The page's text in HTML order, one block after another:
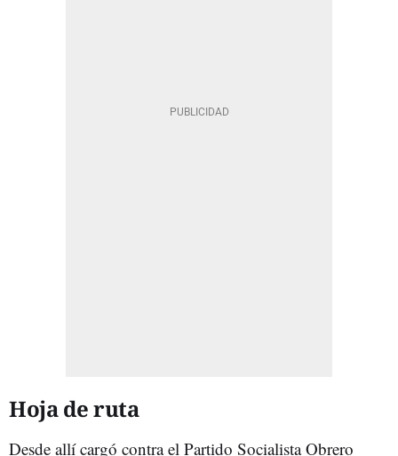
Hoja de ruta
Desde allí cargó contra el Partido Socialista Obrero